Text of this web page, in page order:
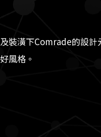
裝潢下Comrade的設
風格。